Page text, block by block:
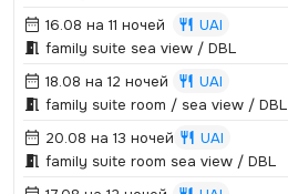
16.08 на 11 ночей
UAI
family suite sea view / DBL
18.08 на 12 ночей
UAI
family suite room / sea view / DBL
20.08 на 13 ночей
UAI
family suite room sea view / DBL